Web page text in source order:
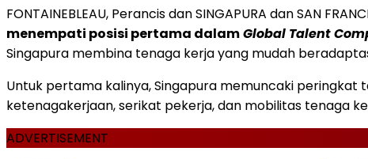
FONTAINEBLEAU, Perancis dan SINGAPURA danSAN
menempati posisi pertama dalamGlobal Talent
Singapura membina tenaga kerja yang mudah
Untuk pertama kalinya, Singapura memuncaki peringkat
ketenagakerjaan, serikat pekerja, dan mobilitas tenaga
ADVERTISEMENT